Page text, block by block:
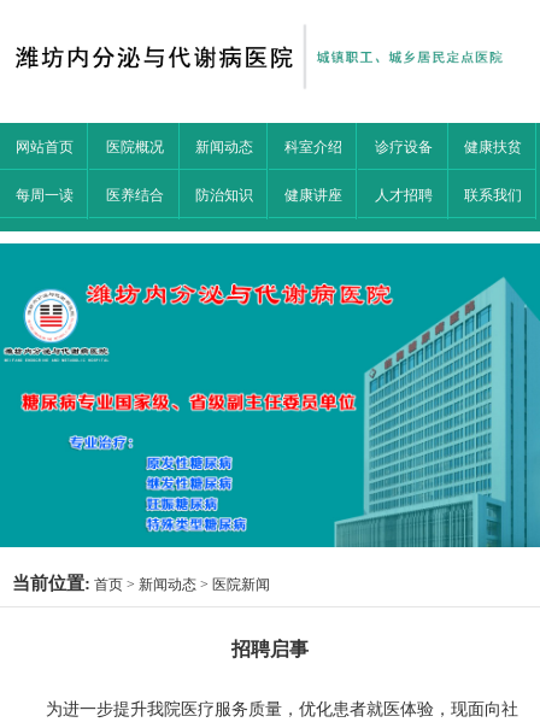
网站首页 医院概况 新闻动态 科室介绍 诊疗设备 健康扶贫
每周一读 医养结合 防治知识 健康讲座 人才招聘 联系我们
当前位置: 首页 > 新闻动态 > 医院新闻
招聘启事
为进一步提升我院医疗服务质量，优化患者就医体验，现面向社